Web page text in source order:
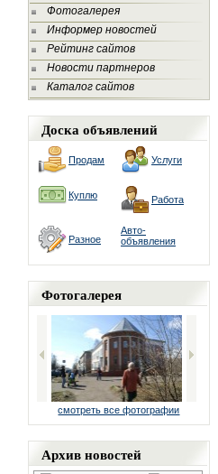
Фотогалерея
Информер новостей
Рейтинг сайтов
Новости партнеров
Каталог сайтов
Доска объявлений
Продам Услуги
Куплю Работа
Разное
Авто-
объявления
Фотогалерея
смотреть все фотографии
Архив новостей